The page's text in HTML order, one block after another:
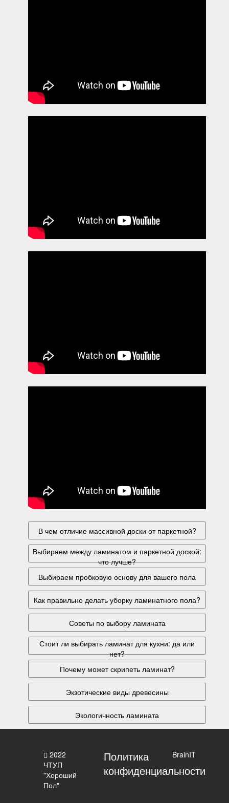
В чем отличие массивной доски от паркетной?
Выбираем между ламинатом и паркетной доской:
что лучше?
Выбираем пробковую основу для вашего пола
Как правильно делать уборку ламинатного пола?
Советы по выбору ламината
Стоит ли выбирать ламинат для кухни: да или
нет?
Почему может скрипеть ламинат?
Экзотические виды древесины
Экологичность ламината
2022
ЧТУП
"Хороший
Пол"
Политика
конфиденциальности
BrainIT